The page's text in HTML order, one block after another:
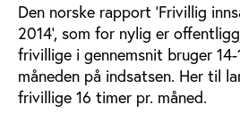
Den norske rapport 'Frivillig
2014', som for nylig er
frivillige i gennemsnit bruger
måneden på indsatsen. Her til
frivillige 16 timer pr. måned.